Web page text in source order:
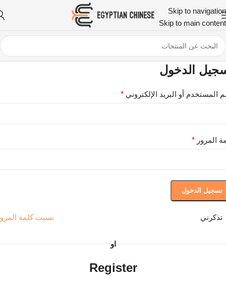
Skip to navigation
Skip to main content
الدخول
المستخدم أو البريد الإلكتروني *
المرور *
تسجيل الدخول
نسيت كلمة تذكرني
او
Register